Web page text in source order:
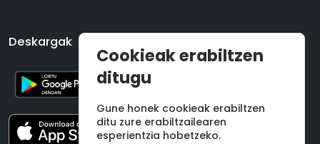
Deskargak
Cookieak erabiltzen
ditugu
Gune honek cookieak erabiltzen
ditu zure erabiltzailearen
esperientzia hobetzeko.